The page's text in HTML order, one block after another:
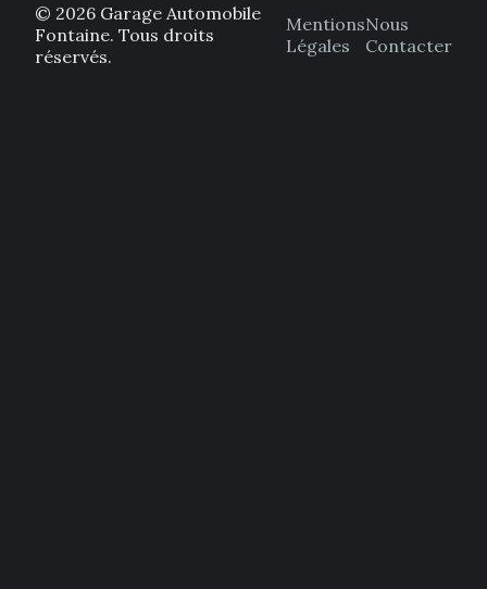
© 2026 Garage Automobile
Fontaine. Tous droits
réservés.
Mentions
Légales
Nous
Contacter